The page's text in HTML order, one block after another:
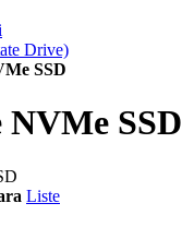
Drive)
SSD
SSD
Liste